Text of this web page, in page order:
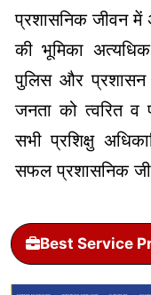
प्रशासनिक जीवन में
की भूमिका
पुलिस और प्रशासन
जनता को त्वरित व
सभी प्रशिक्षु
सफल प्रशासनिक
Best Service